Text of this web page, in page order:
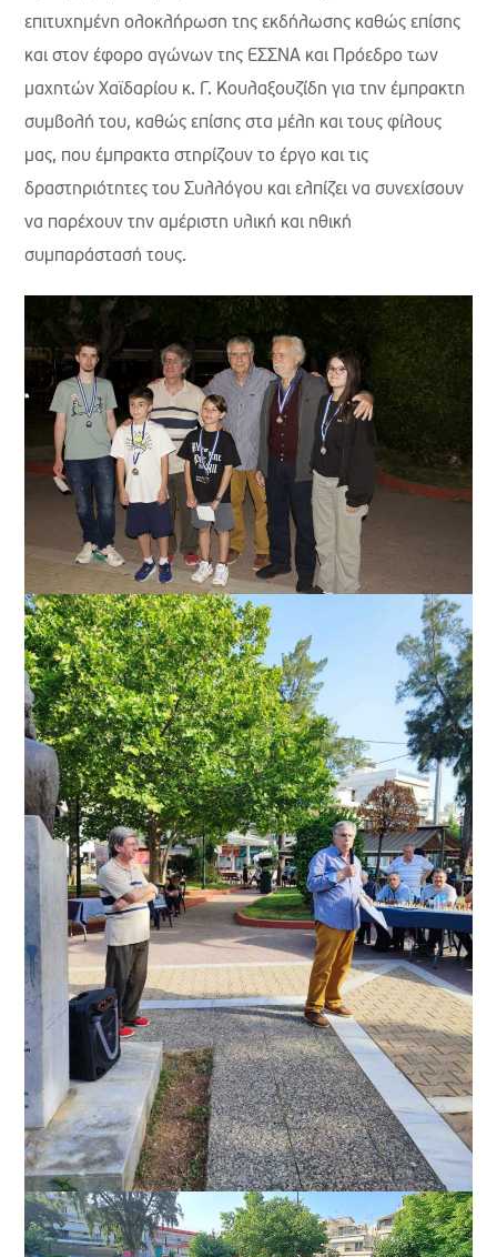
επιτυχημένη ολοκλήρωση της εκδήλωσης καθώς επίσης
και στον έφορο αγώνων της ΕΣΣΝΑ και Πρόεδρο των
μαχητών Χαϊδαρίου κ. Γ. Κουλαξουζίδη για την έμπρακτη
συμβολή του, καθώς επίσης στα μέλη και τους φίλους
μας, που έμπρακτα στηρίζουν το έργο και τις
δραστηριότητες του Συλλόγου και ελπίζει να συνεχίσουν
να παρέχουν την αμέριστη υλική και ηθική
συμπαράστασή τους.